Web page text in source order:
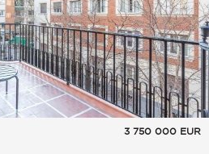
3 750 000 EUR